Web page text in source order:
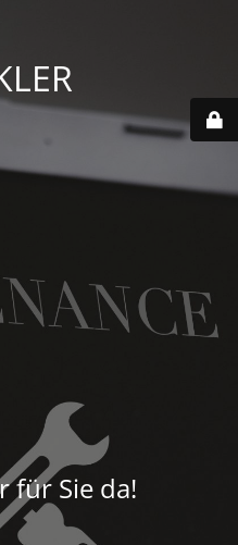
für Sie da!